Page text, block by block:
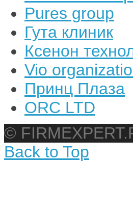
Pures group
Гута клиник
Ксенон
Vio
Принц Плаза
ORC LTD
©
Back to Top